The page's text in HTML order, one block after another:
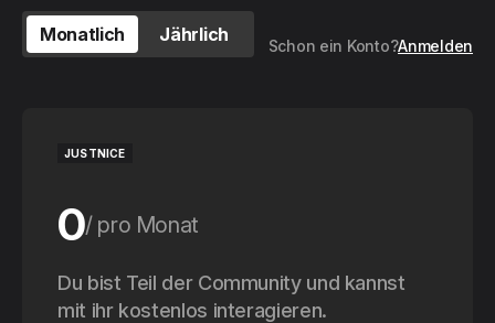
Monatlich Jährlich
Schon ein Konto?Anmelden
JUSTNICE
0 pro Monat
0 pro Jahr
Du bist Teil der Community und kannst
mit ihr kostenlos interagieren.